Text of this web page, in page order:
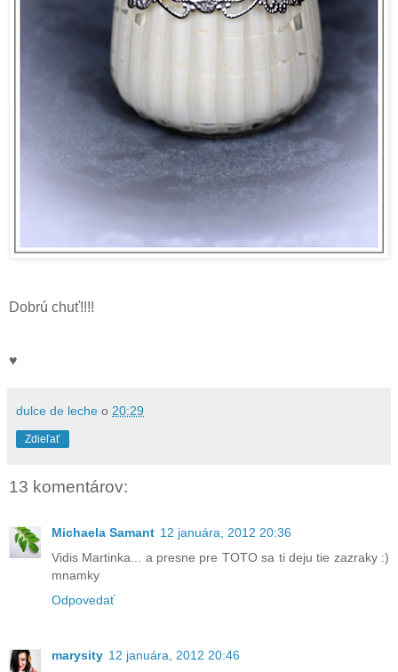
Dobrú chuť!!!!
♥
dulce de leche o 20:29
Zdieľať
13 komentárov:
Michaela Samant 12 januára, 2012 20:36
Vidis Martinka... a presne pre TOTO sa ti deju tie zazraky :)
mnamky
Odpovedať
marysity 12 januára, 2012 20:46